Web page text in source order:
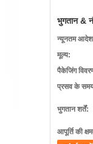
भुगतान &
न्यूनतम आदेश
मूल्य:
पैकेजिंग
प्रसव के
भुगतान शर्तें:
आपूर्ति की